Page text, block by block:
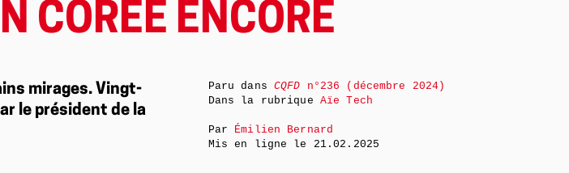
CORÉE ENCORE
mirages. Vingt-
le président de la
Paru dans CQFD n°236 (décembre 2024)
Dans la rubrique Aïe Tech
Par Émilien Bernard
Mis en ligne le 21.02.2025